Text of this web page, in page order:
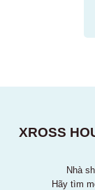
XROSS
Nhà
Hãy tìm